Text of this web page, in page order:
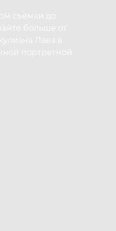
съемки до
больше от
Лава в
портретной